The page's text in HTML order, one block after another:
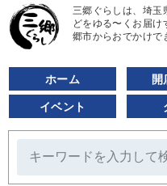
三郷ぐらしは、埼玉
どをゆる〜くお届
郷市からおでかけで
ホーム 開
イベント